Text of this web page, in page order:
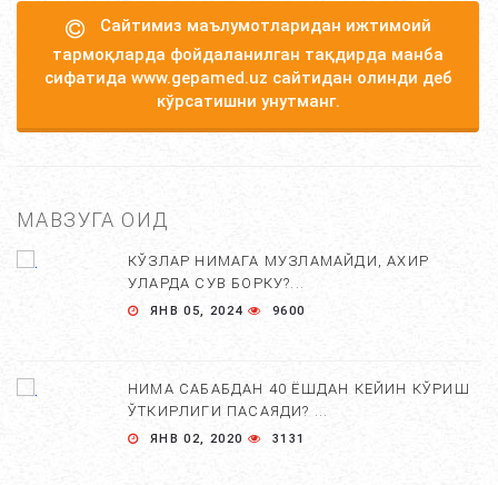
Сайтимиз маълумотларидан ижтимоий
тармоқларда фойдаланилган тақдирда манба
сифатида www.gepamed.uz сайтидан олинди деб
кўрсатишни унутманг.
МАВЗУГА ОИД
КЎЗЛАР НИМАГА МУЗЛАМАЙДИ, АХИР
УЛАРДА СУВ БОРКУ?...
ЯНВ 05, 2024 9600
НИМА САБАБДАН 40 ЁШДАН КЕЙИН КЎРИШ
ЎТКИРЛИГИ ПАСАЯДИ? ...
ЯНВ 02, 2020 3131